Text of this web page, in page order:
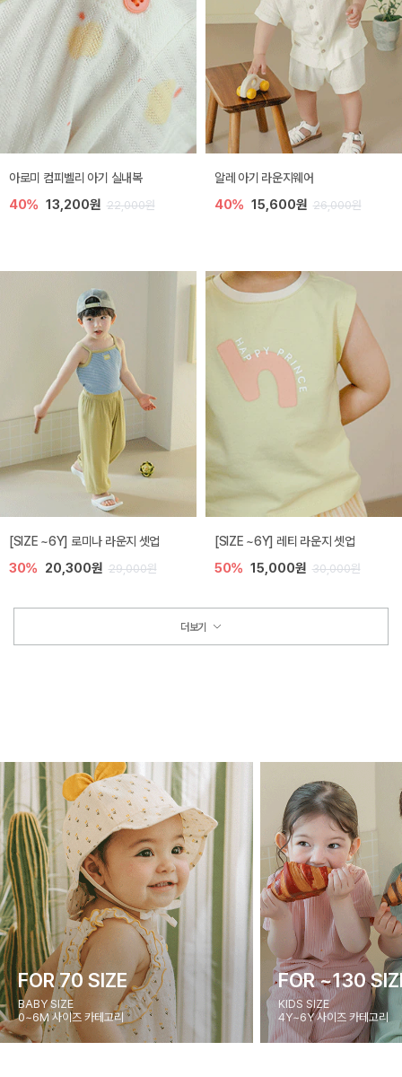
아로미 컴피벨리 아기 실내복
40% 13,200원 22,000원
알레 아기 라운지웨어
40% 15,600원 26,000원
[SIZE ~6Y] 로미나 라운지 셋업
30% 20,300원 29,000원
[SIZE ~6Y] 레티 라운지 셋업
50% 15,000원 30,000원
더보기
FOR 70 SIZE
BABY SIZE
0~6M 사이즈 카테고리
FOR ~130
KIDS SIZE
4Y~6Y 사이즈 카테고리